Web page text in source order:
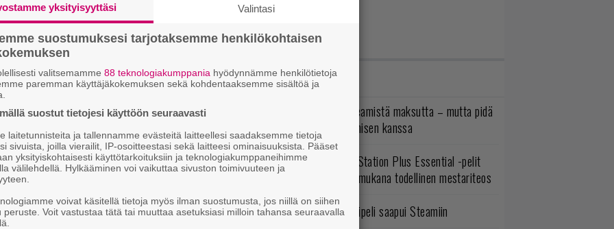
LUETUIMMAT JUTUT
Loistopeli Steamistä maksutta – mutta pidä
kiirettä lataamisen kanssa
Elokuun PlayStation Plus Essential -pelit
ilmestyivät – mukana todellinen mestariteos
Ubisoftin hittipeli saapui Steamiin
yksityisyyttäsi Valintasi
suostumuksesi tarjotaksemme henkilökohtaisen
valitsemamme 88 teknologiakumppania hyödynnämme henkilötietoja
paremman käyttäjäkokemuksen sekä kohdentaaksemme sisältöä ja
suostut tietojesi käyttöön seuraavasti
laitetunnisteita ja tallennamme evästeitä laitteellesi saadaksemme tietoja
sivuista, joilla vierailit, IP-osoitteestasi sekä laitteesi ominaisuuksista. Pääset
yksityiskohtaisesti käyttötarkoituksiin ja teknologiakumppaneihimme
välilehdellä. Hylkääminen voi vaikuttaa sivuston toimivuuteen ja
voivat käsitellä tietoja myös ilman suostumusta, jos niillä on siihen
peruste. Voit vastustaa tätä tai muuttaa asetuksiasi milloin tahansa seuraavalla